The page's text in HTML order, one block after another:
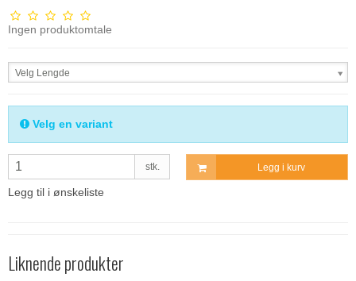
Ingen produktomtale
Velg Lengde
Velg en variant
stk. Legg i kurv
Legg til i ønskeliste
Liknende produkter